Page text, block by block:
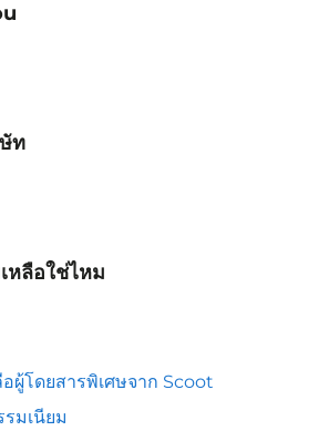
ท
หลือใช่ไหม
ผู้โดยสารพิเศษจาก Scoot
มเนียม